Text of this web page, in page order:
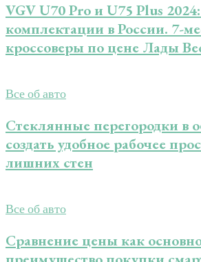
VGV U70 Pro и U75 Plus
комплектации в России. 7-
кроссоверы по цене Лады
Все об авто
Стеклянные перегородки в
создать удобное рабочее
лишних стен
Все об авто
Сравнение цены как